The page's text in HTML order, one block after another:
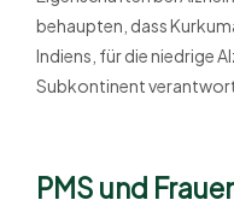
behaupten, dass
Indiens, für die niedrige
Subkontinent
PMS und